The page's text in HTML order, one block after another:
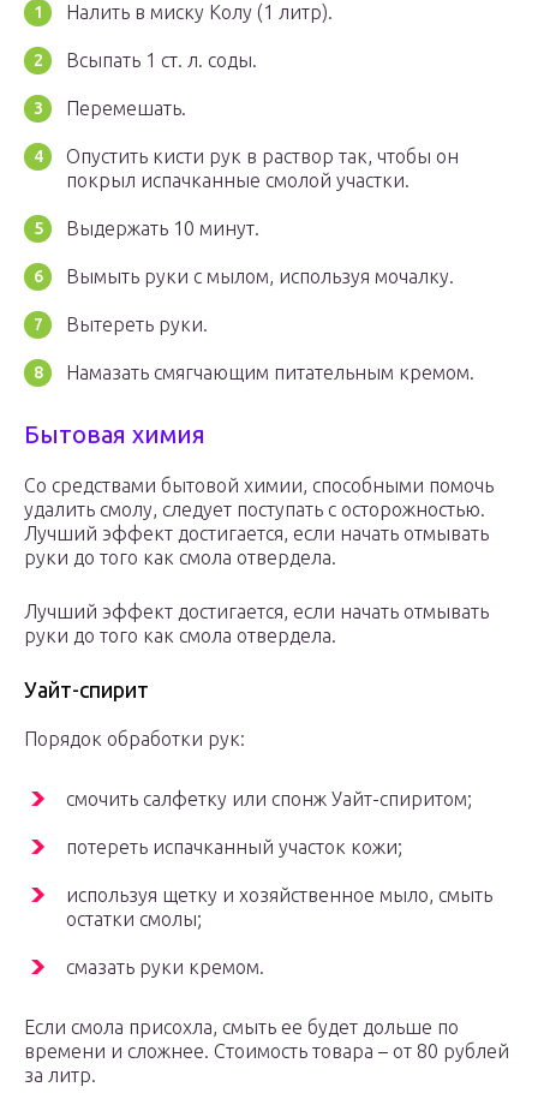
Налить в миску Колу (1 литр).
Всыпать 1 ст. л. соды.
Перемешать.
Опустить кисти рук в раствор так, чтобы он
покрыл испачканные смолой участки.
Выдержать 10 минут.
Вымыть руки с мылом, используя мочалку.
Вытереть руки.
Намазать смягчающим питательным кремом.
Бытовая химия
Со средствами бытовой химии, способными помочь
удалить смолу, следует поступать с осторожностью.
Лучший эффект достигается, если начать отмывать
руки до того как смола отвердела.
Лучший эффект достигается, если начать отмывать
руки до того как смола отвердела.
Уайт-спирит
Порядок обработки рук:
смочить салфетку или спонж Уайт-спиритом;
потереть испачканный участок кожи;
используя щетку и хозяйственное мыло, смыть
остатки смолы;
смазать руки кремом.
Если смола присохла, смыть ее будет дольше по
времени и сложнее. Стоимость товара – от 80 рублей
за литр.